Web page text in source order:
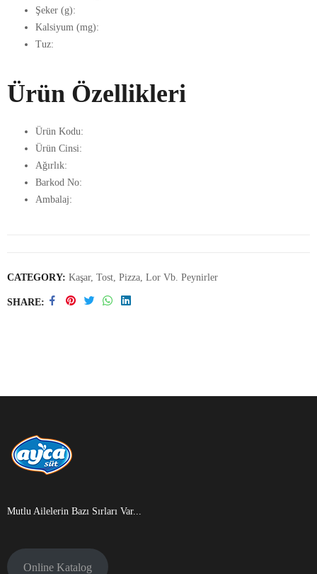
Şeker (g):
Kalsiyum (mg):
Tuz:
Ürün Özellikleri
Ürün Kodu:
Ürün Cinsi:
Ağırlık:
Barkod No:
Ambalaj:
CATEGORY: Kaşar, Tost, Pizza, Lor Vb. Peynirler
SHARE
Mutlu Ailelerin Bazı Sırları Var...
Online Katalog